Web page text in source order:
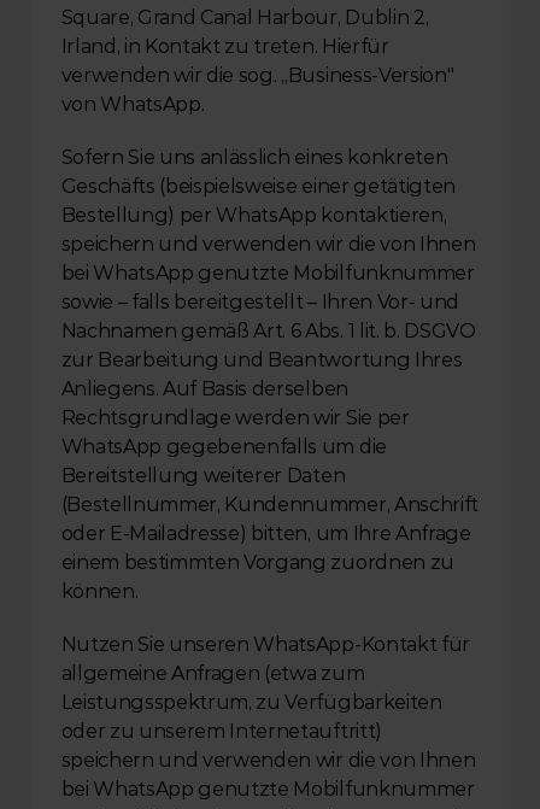
Square, Grand Canal Harbour, Dublin 2,
Irland, in Kontakt zu treten. Hierfür
verwenden wir die sog. „Business-Version"
von WhatsApp.
Sofern Sie uns anlässlich eines konkreten
Geschäfts (beispielsweise einer getätigten
Bestellung) per WhatsApp kontaktieren,
speichern und verwenden wir die von Ihnen
bei WhatsApp genutzte Mobilfunknummer
sowie – falls bereitgestellt – Ihren Vor- und
Nachnamen gemäß Art. 6 Abs. 1 lit. b. DSGVO
zur Bearbeitung und Beantwortung Ihres
Anliegens. Auf Basis derselben
Rechtsgrundlage werden wir Sie per
WhatsApp gegebenenfalls um die
Bereitstellung weiterer Daten
(Bestellnummer, Kundennummer, Anschrift
oder E-Mailadresse) bitten, um Ihre Anfrage
einem bestimmten Vorgang zuordnen zu
können.
Nutzen Sie unseren WhatsApp-Kontakt für
allgemeine Anfragen (etwa zum
Leistungsspektrum, zu Verfügbarkeiten
oder zu unserem Internetauftritt)
speichern und verwenden wir die von Ihnen
bei WhatsApp genutzte Mobilfunknummer